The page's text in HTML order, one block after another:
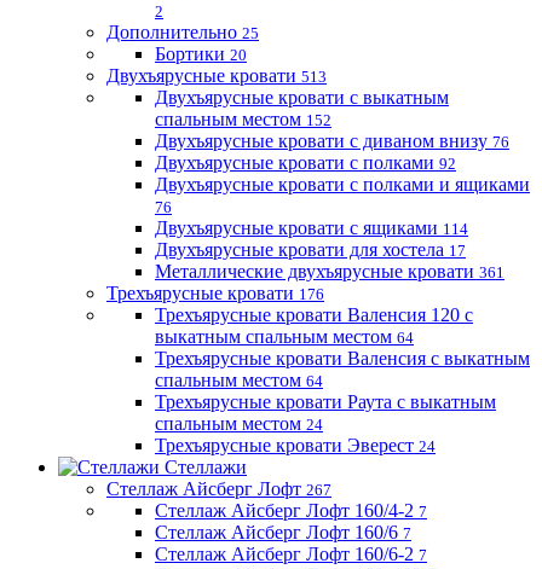
2
Дополнительно 25
Бортики 20
Двухъярусные кровати 513
Двухъярусные кровати с выкатным
спальным местом 152
Двухъярусные кровати с диваном внизу 76
Двухъярусные кровати с полками 92
Двухъярусные кровати с полками и ящиками
76
Двухъярусные кровати с ящиками 114
Двухъярусные кровати для хостела 17
Металлические двухъярусные кровати 361
Трехъярусные кровати 176
Трехъярусные кровати Валенсия 120 с
выкатным спальным местом 64
Трехъярусные кровати Валенсия с выкатным
спальным местом 64
Трехъярусные кровати Раута с выкатным
спальным местом 24
Трехъярусные кровати Эверест 24
Стеллажи
Стеллаж Айсберг Лофт 267
Стеллаж Айсберг Лофт 160/4-2 7
Стеллаж Айсберг Лофт 160/6 7
Стеллаж Айсберг Лофт 160/6-2 7